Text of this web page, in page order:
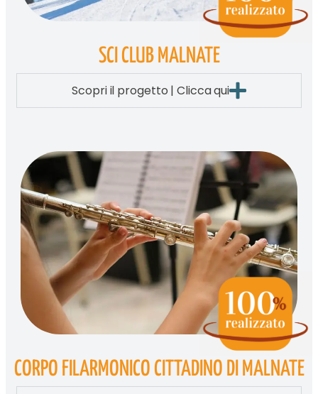
SCI CLUB MALNATE
Scopri il progetto | Clicca qui
CORPO FILARMONICO CITTADINO DI MALNATE